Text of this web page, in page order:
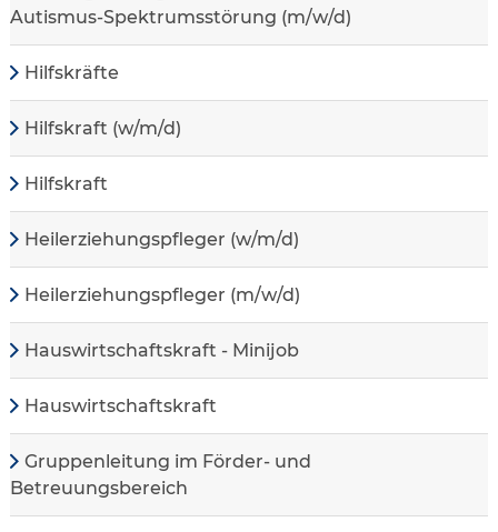
Autismus-Spektrumsstörung (m/w/d)
Hilfskräfte
Hilfskraft (w/m/d)
Hilfskraft
Heilerziehungspfleger (w/m/d)
Heilerziehungspfleger (m/w/d)
Hauswirtschaftskraft - Minijob
Hauswirtschaftskraft
Gruppenleitung im Förder- und
Betreuungsbereich